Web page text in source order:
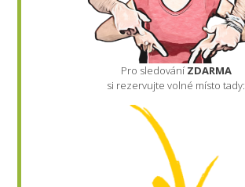
Pro sledováníZDARMA
si rezervujte volné místo tady: